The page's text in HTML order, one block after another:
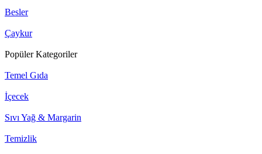
Besler
Çaykur
Popüler Kategoriler
Temel Gıda
İçecek
Sıvı Yağ & Margarin
Temizlik